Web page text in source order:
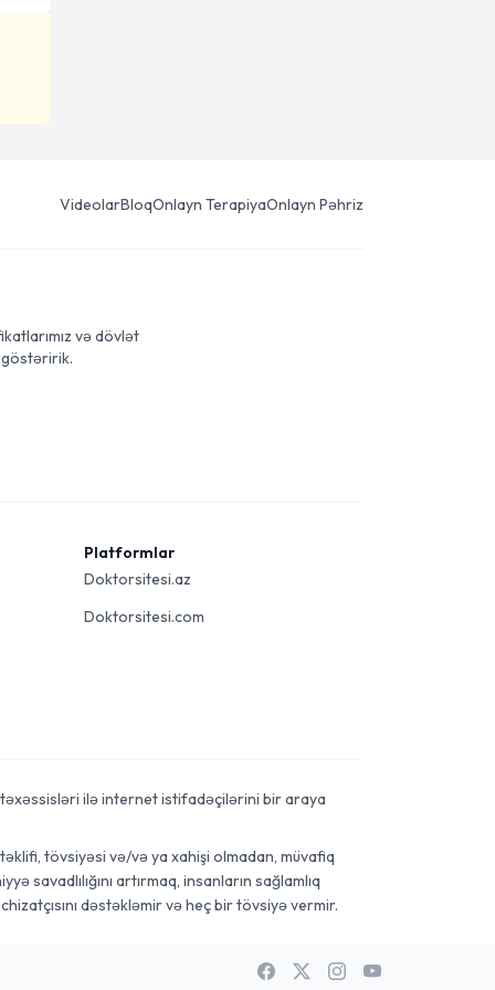
VideolarBloqOnlayn TerapiyaOnlayn Pəhriz
və dövlət
göstəririk.
Platformlar
Doktorsitesi.az
Doktorsitesi.com
ilə internet istifadəçilərini bir araya
tövsiyəsi və/və ya xahişi olmadan, müvafiq
savadlılığını artırmaq, insanların sağlamlıq
dəstəkləmir və heç bir tövsiyə vermir.